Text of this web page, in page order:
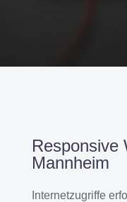
Responsive
Mannheim
Internetzugriffe